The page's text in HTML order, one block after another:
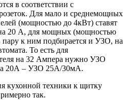
в соответствии с
Для мало и среднемощных
(мощностью до 4кВт) ставят
20 А, для мощных (мощностью
к ним подбирается и УЗО, на
То есть для
на 32 Ампера нужно УЗО
20А – УЗО 25А/30мА.
кухонной техники к щитку
так.